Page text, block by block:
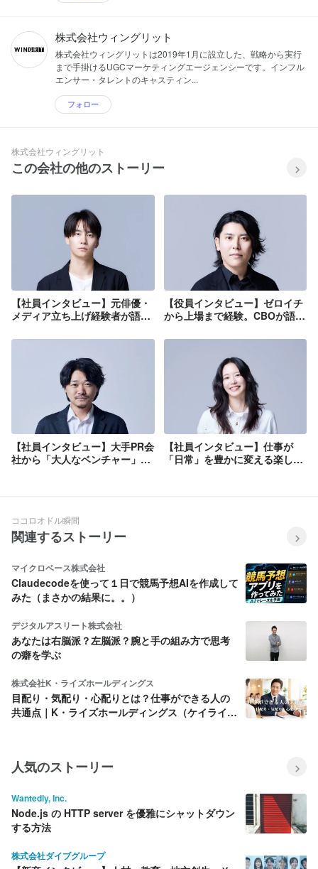
株式会社ウィングリット
株式会社ウィングリットは2019年1月に設立した、戦略から実行
まで手掛けるUGCマーケティングエージェンシーです。インフル
エンサー・タレントのキャスティン...
フォロー
株式会社ウィングリット
この会社の他のストーリー
【社員インタビュー】元俳優・
メディア立ち上げ経験者が語
全体を動かす視座」
【役員インタビュー】ゼロイチ
から上場まで経験。CBOが語る
リットの強さとは。
【社員インタビュー】大手PR会
社から「大人なベンチャー」
【社員インタビュー】仕事が
「日常」を豊かに変える楽し
ココロオドル瞬間
関連するストーリー
マイクロベース株式会社
Claudecodeを使って１日で競馬予想AIを作成して
みた（まさかの結果に。。）
デジタルアスリート株式会社
あなたは右脳派？左脳派？腕と手の組み方で思考
の癖を学ぶ
株式会社K・ライズホールディングス
目配り・気配り・心配りとは？仕事ができる人の
共通点｜K・ライズホールディングス（ケイライ
人気のストーリー
Wantedly, Inc.
Node.js の HTTP server を優雅にシャットダウン
する方法
株式会社ダイブグループ